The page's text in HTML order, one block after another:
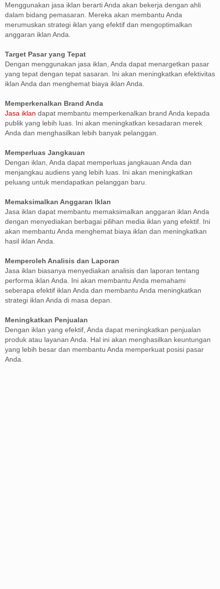
Menggunakan jasa iklan berarti Anda akan bekerja dengan ahli
dalam bidang pemasaran. Mereka akan membantu Anda
merumuskan strategi iklan yang efektif dan mengoptimalkan
anggaran iklan Anda.
Target Pasar yang Tepat
Dengan menggunakan jasa iklan, Anda dapat menargetkan pasar
yang tepat dengan tepat sasaran. Ini akan meningkatkan efektivitas
iklan Anda dan menghemat biaya iklan Anda.
Memperkenalkan Brand Anda
Jasa iklan dapat membantu memperkenalkan brand Anda kepada
publik yang lebih luas. Ini akan meningkatkan kesadaran merek
Anda dan menghasilkan lebih banyak pelanggan.
Memperluas Jangkauan
Dengan iklan, Anda dapat memperluas jangkauan Anda dan
menjangkau audiens yang lebih luas. Ini akan meningkatkan
peluang untuk mendapatkan pelanggan baru.
Memaksimalkan Anggaran Iklan
Jasa iklan dapat membantu memaksimalkan anggaran iklan Anda
dengan menyediakan berbagai pilihan media iklan yang efektif. Ini
akan membantu Anda menghemat biaya iklan dan meningkatkan
hasil iklan Anda.
Memperoleh Analisis dan Laporan
Jasa iklan biasanya menyediakan analisis dan laporan tentang
performa iklan Anda. Ini akan membantu Anda memahami
seberapa efektif iklan Anda dan membantu Anda meningkatkan
strategi iklan Anda di masa depan.
Meningkatkan Penjualan
Dengan iklan yang efektif, Anda dapat meningkatkan penjualan
produk atau layanan Anda. Hal ini akan menghasilkan keuntungan
yang lebih besar dan membantu Anda memperkuat posisi pasar
Anda.